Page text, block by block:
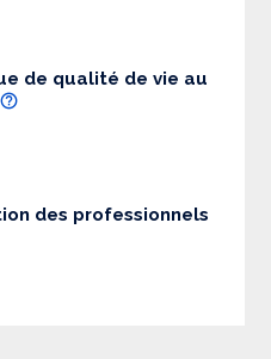
de qualité de vie au
des professionnels